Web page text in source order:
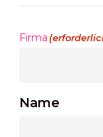
Firma
Name